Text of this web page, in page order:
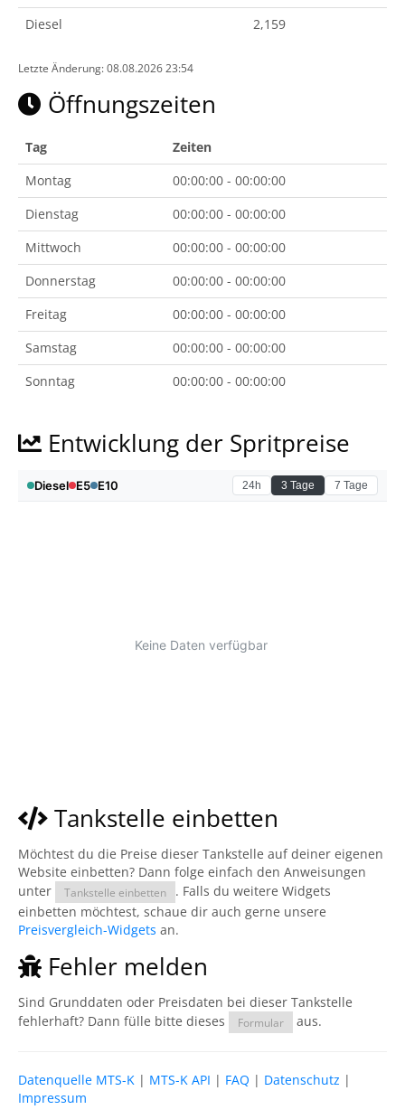
Diesel
2,159
Letzte Änderung: 08.08.2026 23:54
Öffnungszeiten
Tag
Zeiten
Montag
00:00:00 - 00:00:00
Dienstag
00:00:00 - 00:00:00
Mittwoch
00:00:00 - 00:00:00
Donnerstag
00:00:00 - 00:00:00
Freitag
00:00:00 - 00:00:00
Samstag
00:00:00 - 00:00:00
Sonntag
00:00:00 - 00:00:00
Entwicklung der Spritpreise
Tankstelle einbetten
Möchtest du die Preise dieser Tankstelle auf deiner eigenen
Website einbetten? Dann folge einfach den Anweisungen
unter
Tankstelle einbetten
. Falls du weitere Widgets
einbetten möchtest, schaue dir auch gerne unsere
Preisvergleich-Widgets an.
Fehler melden
Sind Grunddaten oder Preisdaten bei dieser Tankstelle
fehlerhaft? Dann fülle bitte dieses
Formular aus.
Datenquelle MTS-K | MTS-K API | FAQ | Datenschutz |
Impressum